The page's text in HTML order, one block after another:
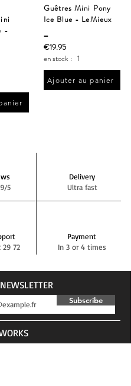
-
Guêtres Mini Pony
Ice Blue - LeMieux
_
€19.95
en stock : 1
Ajouter au panier
5
Delivery
Ultra fast
Payment
29 72
In 3 or 4 times
Subscribe